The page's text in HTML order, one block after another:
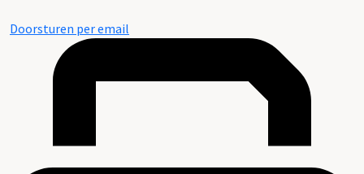
Doorsturen per email